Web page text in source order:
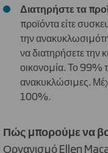
Διατηρήστε τα
προϊόντα είτε
την
να διατηρήσετε την
οικονομία. Το 99%
ανακυκλώσιμες.
100%.
Πώς μπορούμε να
Οργανισμό Ellen